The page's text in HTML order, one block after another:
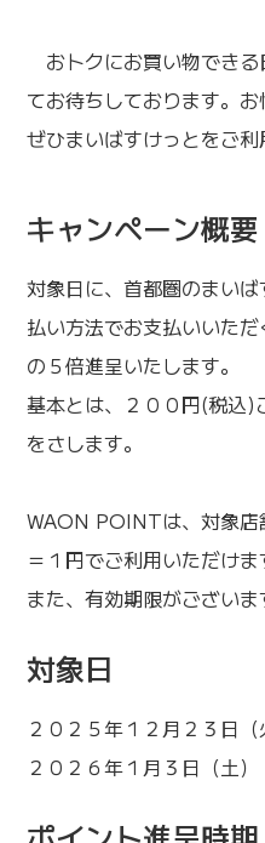
おトクにお買い物でき
てお待ちしております。お
ぜひまいばすけっとをご利
キャンペーン概要
対象日に、首都圏のまい
払い方法でお支払いいた
の５倍進呈いたします。
基本とは、２００円(税込
をさします。
WAON POINTは、対象店
＝１円でご利用いただけま
また、有効期限がございま
対象日
２０２５年１２月２３日（
２０２６年１月３日（土）